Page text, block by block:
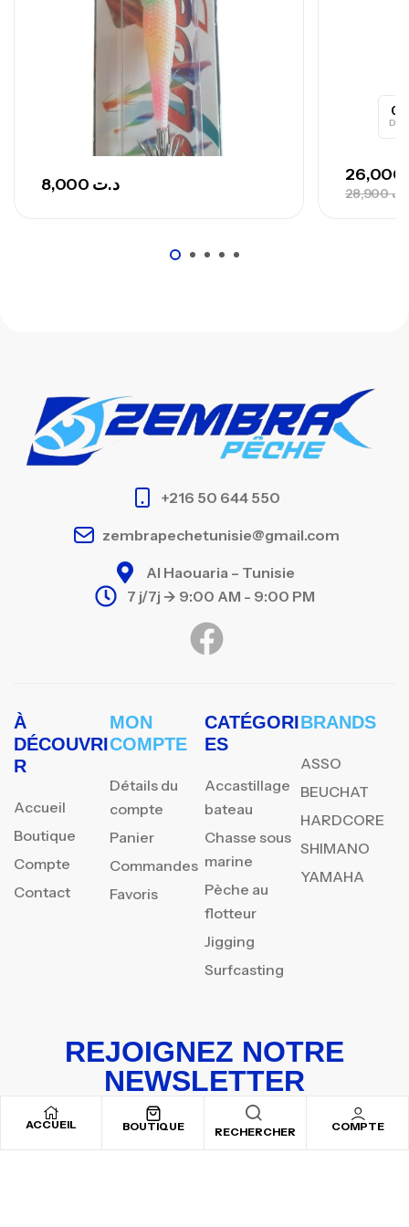
Canne Sunset Secret Cove 420 Cm 100
– 300 G
Cannes ,Surfcasting
د.ت748,000
د.ت673,000
د.ت
00
28,900
ACCUEIL BOUTIQUE RECHERCHER COMPTE
+216 50 644 550
zembrapechetunisie@gmail.com
Al Haouaria – Tunisie
7 j/7j -> 9:00 AM - 9:00 PM
À
DÉCOUVRI
R
Accueil
Boutique
Compte
Contact
MON
COMPTE
Détails du
compte
Panier
Commandes
Favoris
CATÉGORI
ES
Accastillage
bateau
Chasse sous
marine
Pèche au
flotteur
Jigging
Surfcasting
BRANDS
ASSO
BEUCHAT
HARDCORE
SHIMANO
YAMAHA
REJOIGNEZ NOTRE
NEWSLETTER
Inscrivez-vous pour recevoir nos offres spéciales